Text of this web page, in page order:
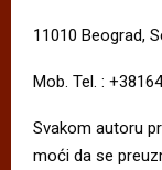
11010 Beograd,
Mob. Tel. :
Svakom autoru
moći da se